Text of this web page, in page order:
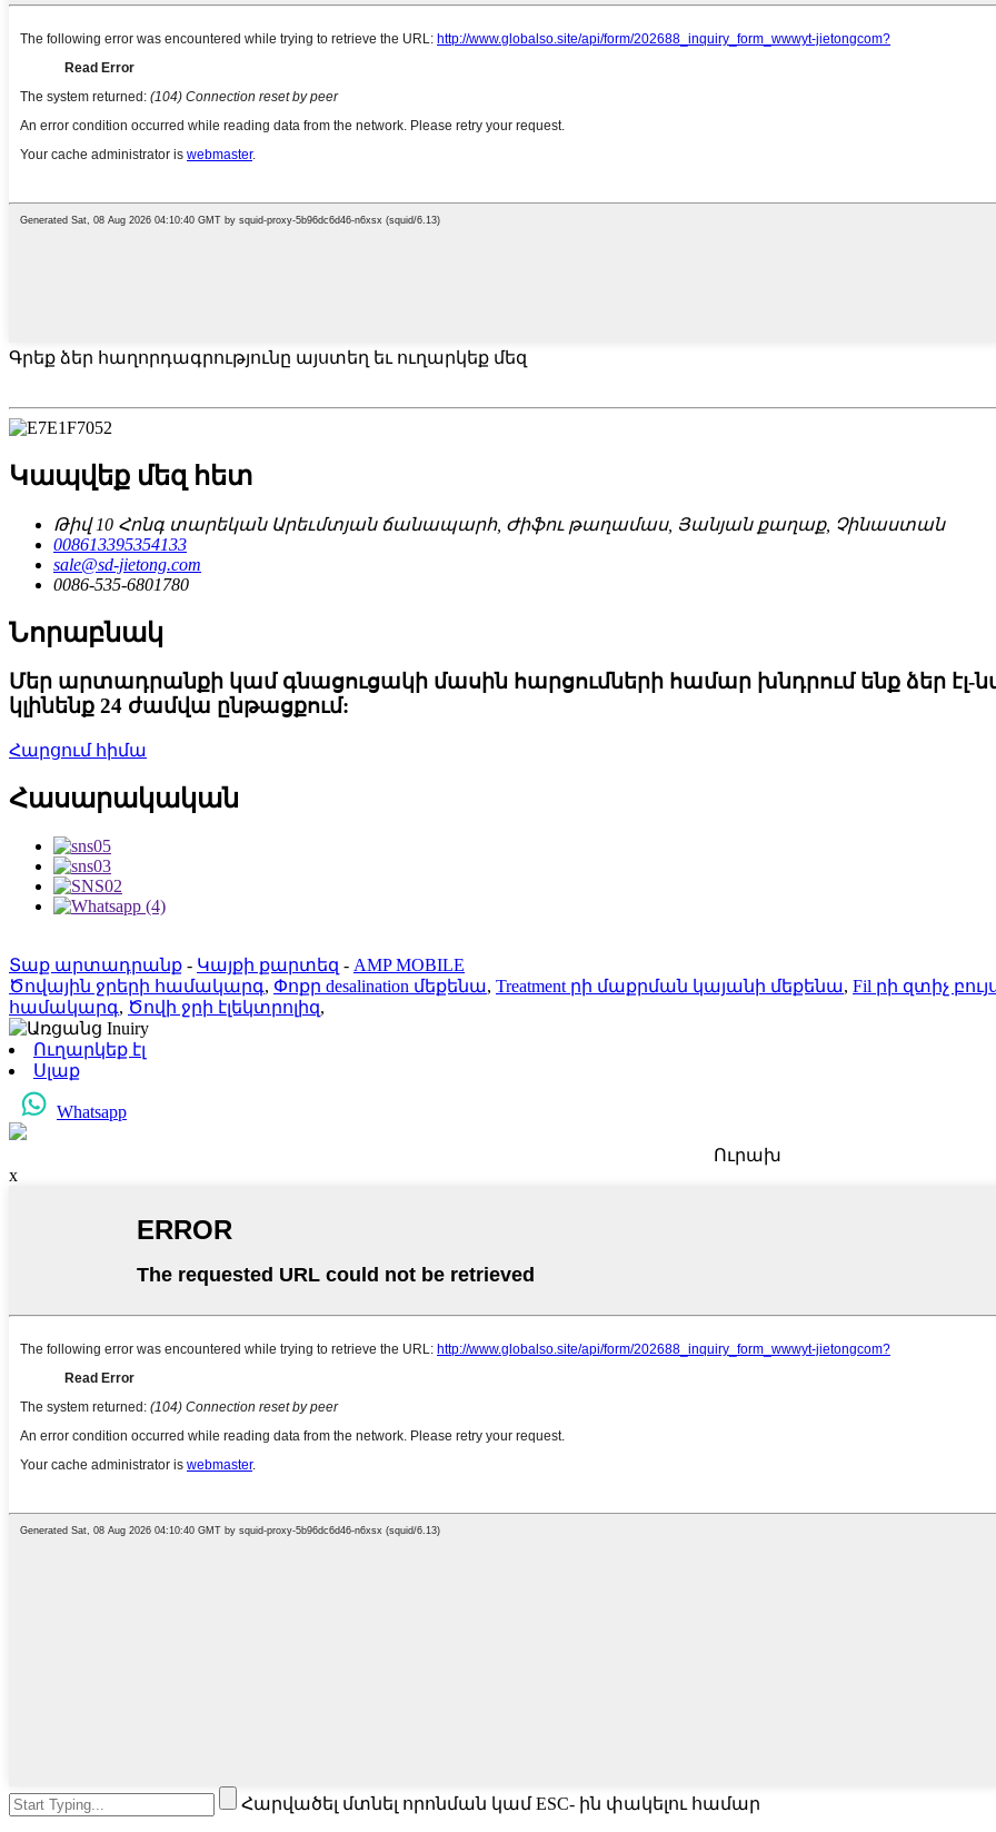
Գրեք ձեր հաղորդագրությունը այստեղ եւ ուղարկեք մեզ
Կապվեք մեզ հետ
Թիվ 10 Հոնգ տարեկան Արեւմտյան ճանապարհ, Ժիֆու թաղամաս, Յանյան քաղաք, Չինաստան
008613395354133
sale@sd-jietong.com
0086-535-6801780
Նորաբնակ
Մեր արտադրանքի կամ գնացուցակի մասին հարցումների համար խնդրում ենք ձեր էլ-
կլինենք 24 ժամվա ընթացքում:
Հարցում հիմա
Հասարակական
Տաք արտադրանք - Կայքի քարտեզ - AMP MOBILE
Ծովային ջրերի համակարգ, Փոքր desalination մեքենա, Treatment րի մաքրման կայանի մեքենա, Fil րի զտիչ
համակարգ, Ծովի ջրի էլեկտրոլիզ,
Ուղարկեք էլ
Սլաք
Whatsapp
Ուրախ
x
Հարվածել մտնել որոնման կամ ESC- ին փակելու համար